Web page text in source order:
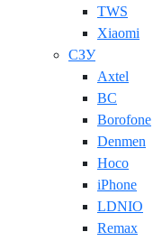
TWS
Xiaomi
СЗУ
Axtel
BC
Borofone
Denmen
Hoco
iPhone
LDNIO
Remax